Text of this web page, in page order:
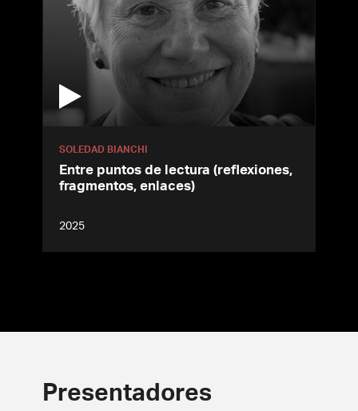
SOLEDAD BIANCHI
Entre puntos de lectura (reflexiones,
fragmentos, enlaces)
2025
Presentadores